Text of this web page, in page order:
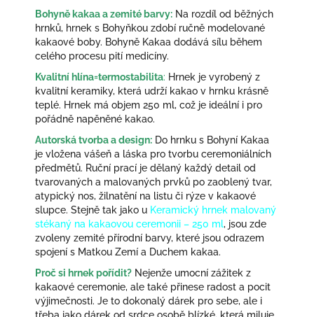
Bohyně kakaa a zemité barvy: Na rozdíl od běžných
hrnků, hrnek s Bohyňkou zdobí ručně modelované
kakaové boby. Bohyně Kakaa dodává sílu během
celého procesu pití medicíny.
Kvalitní hlína=termostabilita: Hrnek je vyrobený z
kvalitní keramiky, která udrží kakao v hrnku krásně
teplé. Hrnek má objem 250 ml, což je ideální i pro
pořádně napěněné kakao.
Autorská tvorba a design: Do hrnku s Bohyní Kakaa
je vložena vášeň a láska pro tvorbu ceremoniálních
předmětů. Ruční prací je dělaný každý detail od
tvarovaných a malovaných prvků po zaoblený tvar,
atypický nos, žilnatění na listu či rýze v kakaové
slupce. Stejně tak jako u Keramický hrnek malovaný
stékaný na kakaovou ceremonii – 250 ml, jsou zde
zvoleny zemité přírodní barvy, které jsou odrazem
spojení s Matkou Zemí a Duchem kakaa.
Proč si hrnek pořídit? Nejenže umocní zážitek z
kakaové ceremonie, ale také přinese radost a pocit
výjimečnosti. Je to dokonalý dárek pro sebe, ale i